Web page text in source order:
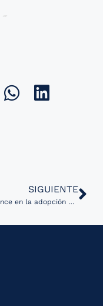
SIGUIENTE
El avance en la adopción de aplicaciones de IA en el sector salud